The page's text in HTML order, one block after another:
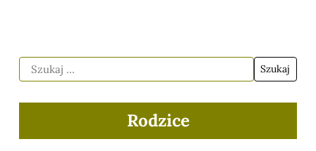
Rodzice